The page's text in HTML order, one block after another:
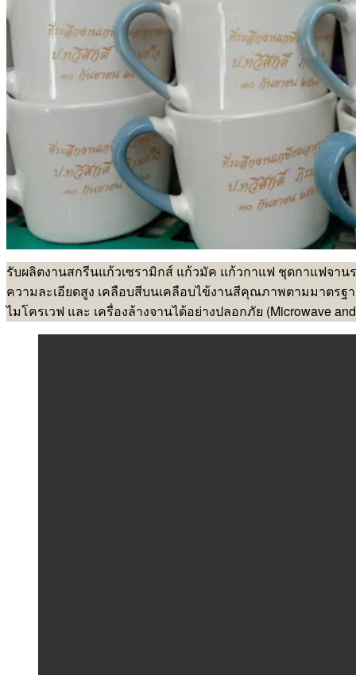
รับผลิตงานสกรีนแก้วเซรามิกส์ แก้วมัค แก้วกาแฟ ชุดกาแฟจา
ความละเอียดสูง เคลือบสีบนเคลือบไข้งานสีคุณภาพตามมาตร
ไมโครเวฟ และ เครื่องล้างจานได้อย่างปลอกภัย (Microwave